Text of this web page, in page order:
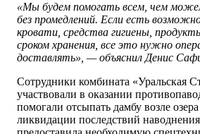
«Мы будем помогать всем, чем
без промедлений. Если есть
кровати, средства гигиены,
сроком хранения, все это нужно
доставлять», — объяснил Денис
Сотрудники комбината «Уральская
участвовали в оказании
помогали отсыпать дамбу возле
ликвидации последствий